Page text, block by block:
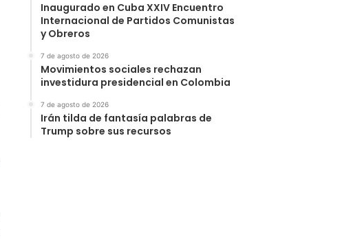
Inaugurado en Cuba XXIV Encuentro
Internacional de Partidos Comunistas
y Obreros
7 de agosto de 2026
Movimientos sociales rechazan
investidura presidencial en Colombia
7 de agosto de 2026
Irán tilda de fantasía palabras de
Trump sobre sus recursos